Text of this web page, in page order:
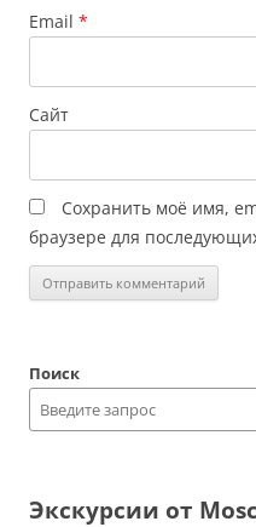
Email *
Сайт
Сохранить моё имя,
браузере для
Поиск
Экскурсии от